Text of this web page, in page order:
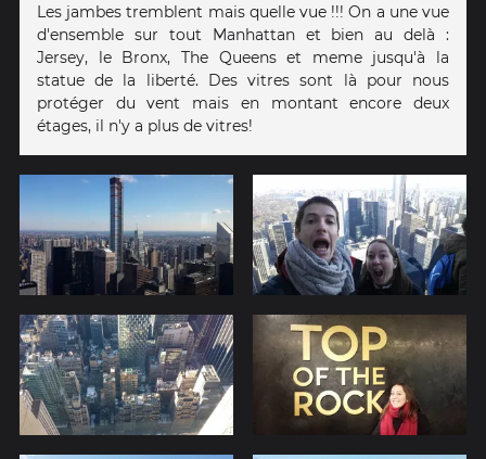
Les jambes tremblent mais quelle vue !!! On a une vue
d'ensemble sur tout Manhattan et bien au delà :
Jersey, le Bronx, The Queens et meme jusqu'à la
statue de la liberté. Des vitres sont là pour nous
protéger du vent mais en montant encore deux
étages, il n'y a plus de vitres!